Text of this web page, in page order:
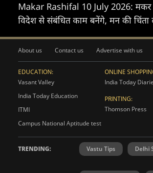
Makar Rashifal 10 July 2026: मकर
विदेश से संबंधित काम बनेंगे, मन की चिंता
About us Contact us Advertise with us
EDUCATION:
Vasant Valley
India Today Education
ITMI
Campus National Aptitude test
ONLINE
India Today
PRINTING:
Thomson Press
TRENDING: Vastu Tips Delhi